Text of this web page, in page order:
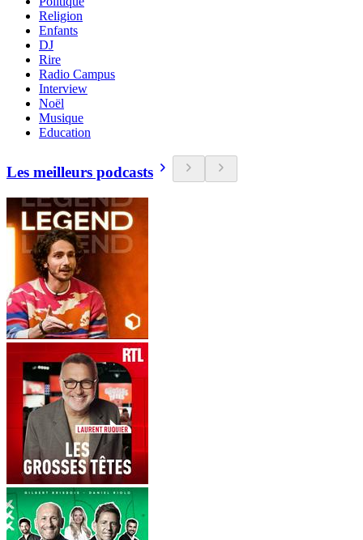
Religion
Enfants
DJ
Rire
Radio Campus
Interview
Noël
Musique
Education
Les meilleurs podcasts